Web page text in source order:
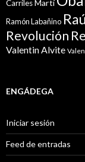
CarrilesMartí
Ramón Labañino
Revolución
Valentin Alvite
ENGÁDEGA
Iniciar sesión
Feed de entradas